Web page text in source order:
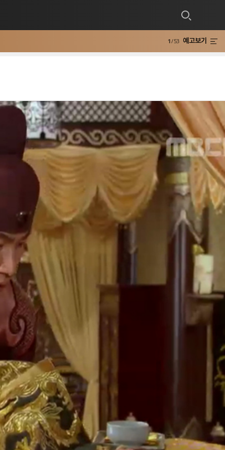
1/ 53 예고보기